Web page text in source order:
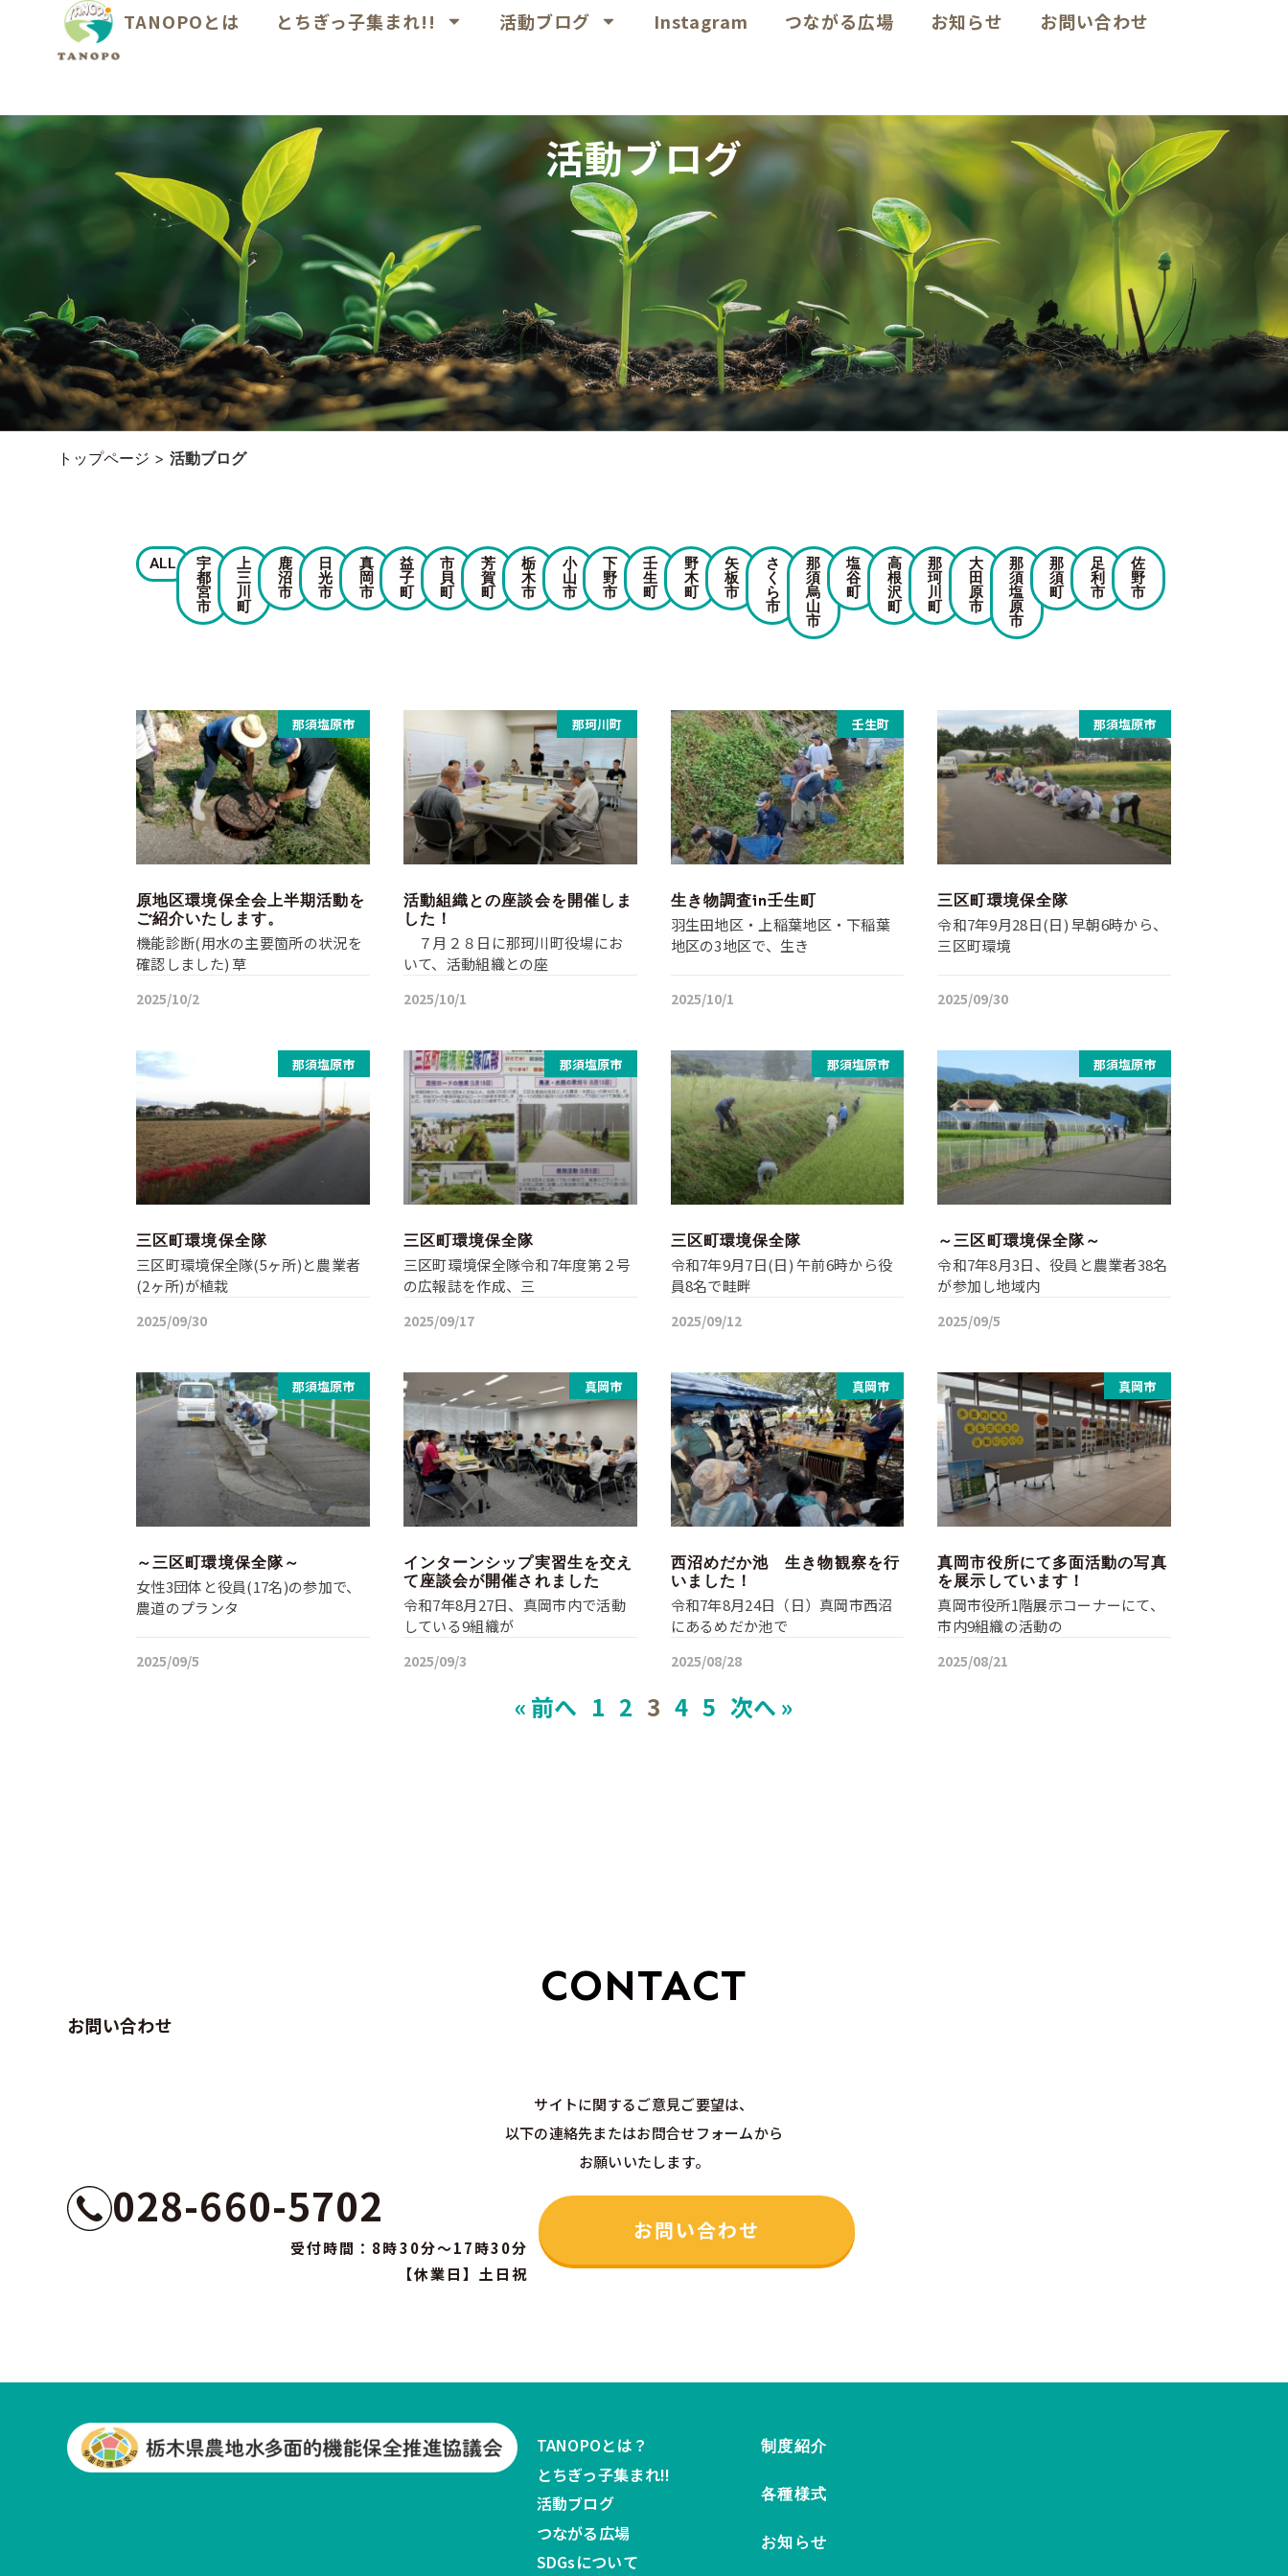
TANOPOとは とちぎっ子集まれ!! 活動ブログ Instagram つながる広場 お知らせ お問い合わせ
活動ブログ
トップページ > 活動ブログ
ALL
宇
都
宮
市
上
三
川
町
鹿
沼
市
日
光
市
真
岡
市
益
子
町
市
貝
町
芳
賀
町
栃
木
市
小
山
市
下
野
市
壬
生
町
野
木
町
矢
板
市
さ
く
ら
市
那
須
烏
山
市
塩
谷
町
高
根
沢
町
那
珂
川
町
大
田
原
市
那
須
塩
原
市
那
須
町
足
利
市
佐
野
市
那須塩原市
原地区環境保全会上半期活動を
ご紹介いたします。
機能診断(用水の主要箇所の状況を
確認しました) 草
2025/10/2
那珂川町
活動組織との座談会を開催しま
した！
７月２８日に那珂川町役場にお
いて、活動組織との座
2025/10/1
壬生町
生き物調査in壬生町
羽生田地区・上稲葉地区・下稲葉
地区の3地区で、生き
2025/10/1
那須塩原市
三区町環境保全隊
令和7年9月28日(日) 早朝6時から、
三区町環境
2025/09/30
那須塩原市
三区町環境保全隊
三区町環境保全隊(5ヶ所)と農業者
(2ヶ所)が植栽
2025/09/30
那須塩原市
三区町環境保全隊
三区町環境保全隊令和7年度第２号
の広報誌を作成、三
2025/09/17
那須塩原市
三区町環境保全隊
令和7年9月7日(日) 午前6時から役
員8名で畦畔
2025/09/12
那須塩原市
～三区町環境保全隊～
令和7年8月3日、役員と農業者38名
が参加し地域内
2025/09/5
那須塩原市
～三区町環境保全隊～
女性3団体と役員(17名)の参加で、
農道のプランタ
2025/09/5
真岡市
インターンシップ実習生を交え
て座談会が開催されました
令和7年8月27日、真岡市内で活動
している9組織が
2025/09/3
真岡市
西沼めだか池 生き物観察を行
いました！
令和7年8月24日（日）真岡市西沼
にあるめだか池で
2025/08/28
真岡市
真岡市役所にて多面活動の写真
を展示しています！
真岡市役所1階展示コーナーにて、
市内9組織の活動の
2025/08/21
« 前へ 1 2 3 4 5 次へ »
CONTACT
お問い合わせ
サイトに関するご意見ご要望は、
以下の連絡先またはお問合せフォームから
お願いいたします。
028-660-5702
受付時間：8時30分～17時30分
【休業日】土日祝
お問い合わせ
TANOPOとは？
とちぎっ子集まれ!!
活動ブログ
つながる広場
SDGsについて
制度紹介
各種様式
お知らせ